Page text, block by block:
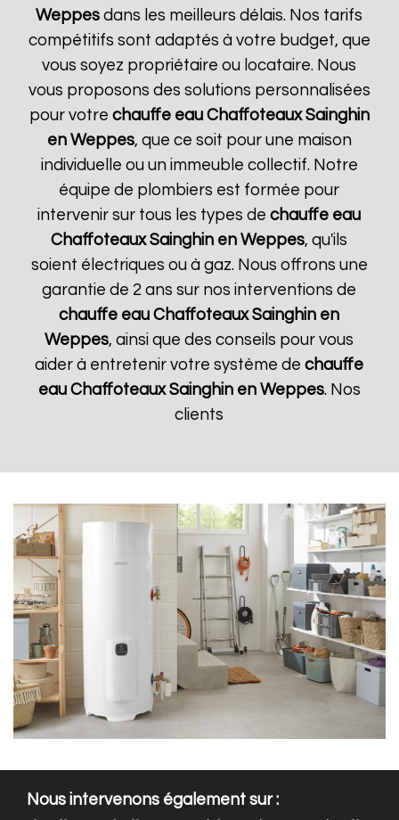
Weppes dans les meilleurs délais. Nos tarifs
compétitifs sont adaptés à votre budget, que
vous soyez propriétaire ou locataire. Nous
vous proposons des solutions personnalisées
pour votre chauffe eau Chaffoteaux Sainghin
en Weppes, que ce soit pour une maison
individuelle ou un immeuble collectif. Notre
équipe de plombiers est formée pour
intervenir sur tous les types dechauffe eau
Chaffoteaux Sainghin en Weppes, qu'ils
soient électriques ou à gaz. Nous offrons une
garantie de 2 ans sur nos interventions de
chauffe eau Chaffoteaux Sainghin en
Weppes, ainsi que des conseils pour vous
aider à entretenir votre système dechauffe
eau Chaffoteaux Sainghin en Weppes. Nos
clients
Nous intervenons également sur :